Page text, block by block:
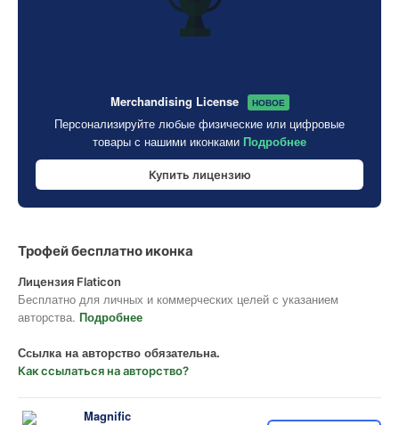
Merchandising License НОВОЕ
Персонализируйте любые физические или цифровые
товары с нашими иконками Подробнее
Купить лицензию
Трофей бесплатно иконка
Лицензия Flaticon
Бесплатно для личных и коммерческих целей с указанием
авторства. Подробнее
Ссылка на авторство обязательна.
Как ссылаться на авторство?
Magnific